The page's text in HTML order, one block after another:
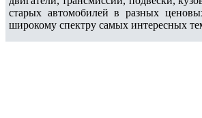
старых автомобилей в разных
широкому спектру самых интересных